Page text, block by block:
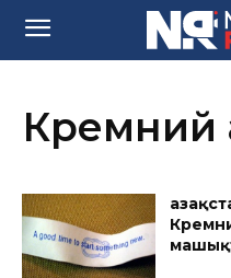
Кремний